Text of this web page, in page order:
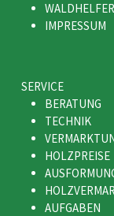
IMPRESSUM
SERVICE
BERATUNG
TECHNIK
HOLZPREISE
AUFGABEN